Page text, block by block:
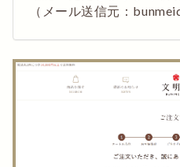
（メール送信元：